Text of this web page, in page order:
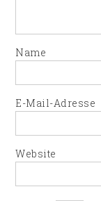
Name
E-Mail-Adresse
Website